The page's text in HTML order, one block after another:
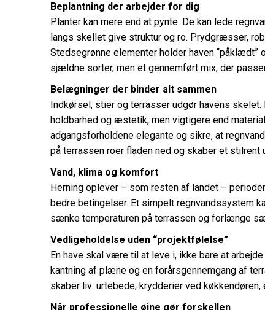
Beplantning der arbejder for dig
Planter kan mere end at pynte. De kan lede
langs skellet give struktur og ro. Prydgræsser,
Stedsegrønne elementer holder haven
sjældne sorter, men et gennemført mix, der
Belægninger der binder alt sammen
Indkørsel, stier og terrasser udgør havens
holdbarhed og æstetik, men vigtigere end
adgangsforholdene elegante og sikre, at
på terrassen roer fladen ned og skaber et stilrent
Vand, klima og komfort
Herning oplever – som resten af landet –
bedre betingelser. Et simpelt regnvandssystem
sænke temperaturen på terrassen og forlænge
Vedligeholdelse uden “projektfølelse”
En have skal være til at leve i, ikke bare at
kantning af plæne og en forårsgennemgang af
skaber liv: urtebede, krydderier ved
Når professionelle øjne gør forskellen